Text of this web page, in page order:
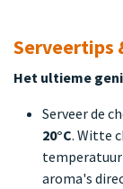
Serveertips
Het ultieme
Serveer de
20°C. Witte
aroma's